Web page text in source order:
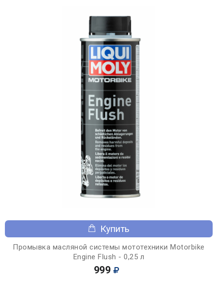
Купить
Промывка масляной системы мототехники Motorbike
Engine Flush - 0,25 л
999